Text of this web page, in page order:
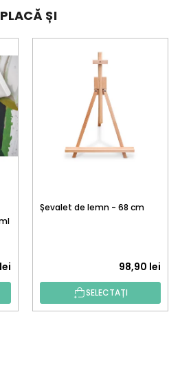
ȘI
Șevalet de lemn - 68 cm
98,90 lei
SELECTAȚI